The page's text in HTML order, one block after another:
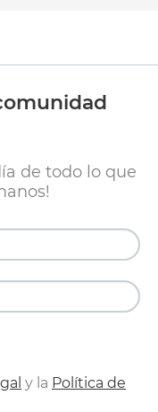
de todo lo que
y la Política de